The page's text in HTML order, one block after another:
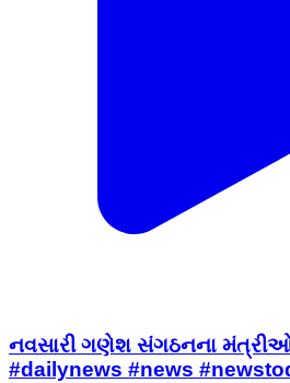
નવસારી ગણેશ સંગઠનના
#dailynews #news